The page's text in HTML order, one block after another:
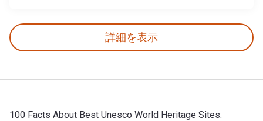
詳細を表示
100 Facts About Best Unesco World Heritage Sites: